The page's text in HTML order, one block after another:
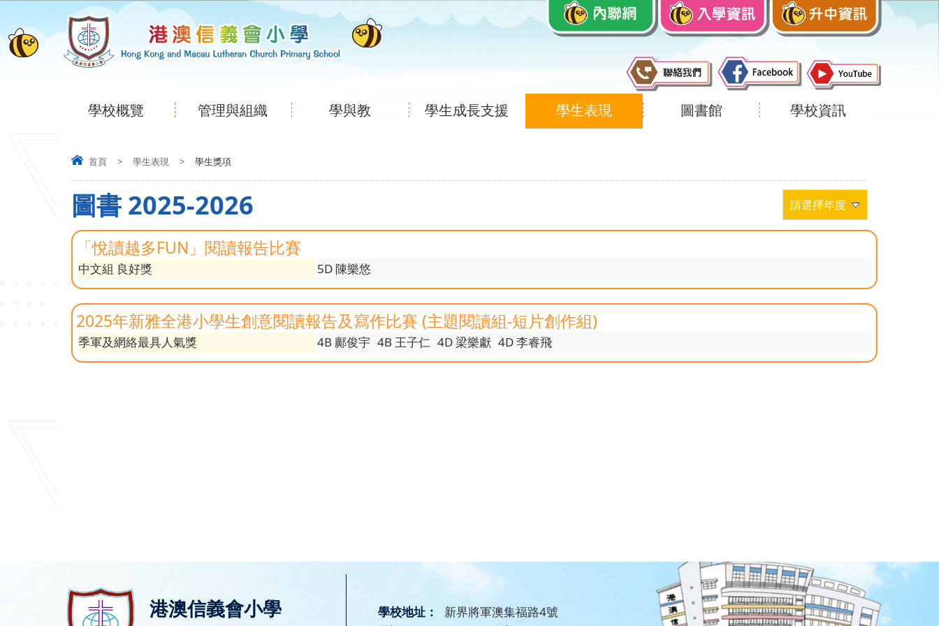
學校概覽 管理與組織 學與教 學生成長支援 學生表現 圖書館 學校資訊
首頁 > 學生表現 > 學生獎項
請選擇年度
圖書 2025-2026
「悅讀越多FUN」閱讀報告比賽
中文組 良好獎 5D 陳樂悠
2025年新雅全港小學生創意閱讀報告及寫作比賽 (主題閱讀組-短片創作組)
季軍及網絡最具人氣獎 4B 鄺俊宇 4B 王子仁 4D 梁樂獻 4D 李睿飛
港澳信義會小學 學校地址：
新界將軍澳集福路4號